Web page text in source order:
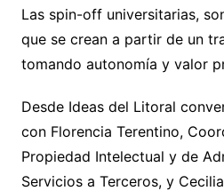
Las spin-off universitarias,
que se crean a partir de un
tomando autonomía y valor
Desde Ideas del Litoral
con Florencia Terentino,
Propiedad Intelectual y de
Servicios a Terceros, y